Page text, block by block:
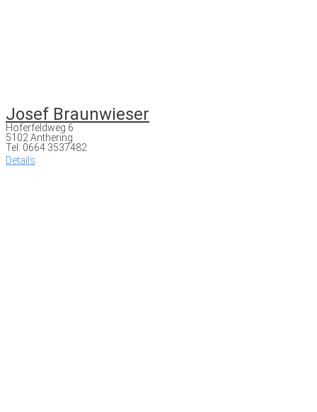
Josef Braunwieser
Hoferfeldweg 6
5102 Anthering
Tel: 0664 3537482
Details